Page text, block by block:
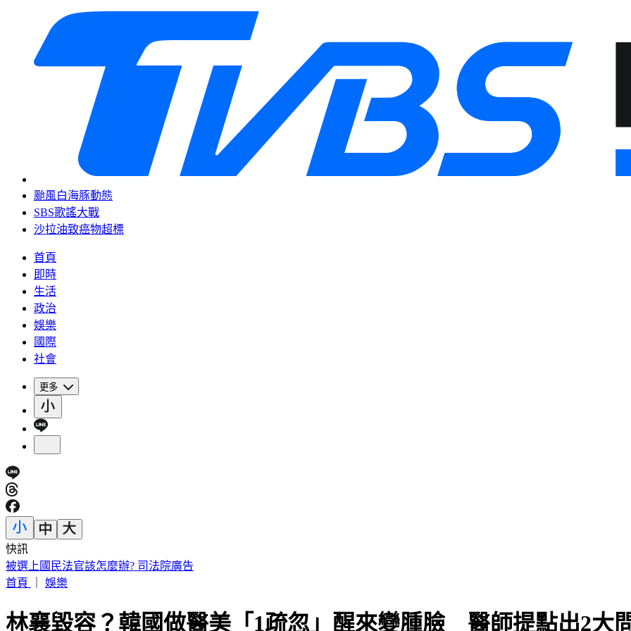
颱風白海豚動態
SBS歌謠大戰
沙拉油致癌物超標
首頁
即時
生活
政治
娛樂
國際
社會
更多
快訊
明放颱風假？白海豚颱風「最新暴風圈侵襲率」曝 這縣市達59％
首頁
娛樂
林襄毀容？韓國做醫美「1疏忽」醒來變腫臉 醫師提點出2大